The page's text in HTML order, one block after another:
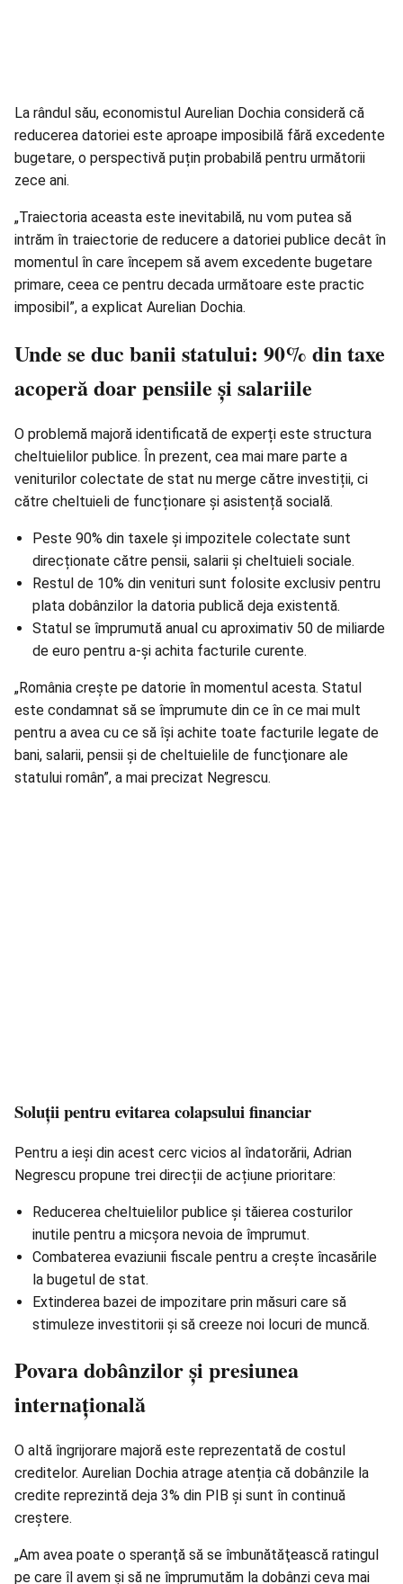
La rândul său, economistul Aurelian Dochia consideră că
reducerea datoriei este aproape imposibilă fără excedente
bugetare, o perspectivă puțin probabilă pentru următorii
zece ani.
„Traiectoria aceasta este inevitabilă, nu vom putea să
intrăm în traiectorie de reducere a datoriei publice decât în
momentul în care începem să avem excedente bugetare
primare, ceea ce pentru decada următoare este practic
imposibil”, a explicat Aurelian Dochia.
Unde se duc banii statului: 90% din taxe
acoperă doar pensiile și salariile
O problemă majoră identificată de experți este structura
cheltuielilor publice. În prezent, cea mai mare parte a
veniturilor colectate de stat nu merge către investiții, ci
către cheltuieli de funcționare și asistență socială.
Peste 90% din taxele și impozitele colectate sunt
direcționate către pensii, salarii și cheltuieli sociale.
Restul de 10% din venituri sunt folosite exclusiv pentru
plata dobânzilor la datoria publică deja existentă.
Statul se împrumută anual cu aproximativ 50 de miliarde
de euro pentru a-și achita facturile curente.
„România creşte pe datorie în momentul acesta. Statul
este condamnat să se împrumute din ce în ce mai mult
pentru a avea cu ce să îşi achite toate facturile legate de
bani, salarii, pensii şi de cheltuielile de funcţionare ale
statului român”, a mai precizat Negrescu.
Soluții pentru evitarea colapsului financiar
Pentru a ieși din acest cerc vicios al îndatorării, Adrian
Negrescu propune trei direcții de acțiune prioritare:
Reducerea cheltuielilor publice și tăierea costurilor
inutile pentru a micșora nevoia de împrumut.
Combaterea evaziunii fiscale pentru a crește încasările
la bugetul de stat.
Extinderea bazei de impozitare prin măsuri care să
stimuleze investitorii și să creeze noi locuri de muncă.
Povara dobânzilor și presiunea
internațională
O altă îngrijorare majoră este reprezentată de costul
creditelor. Aurelian Dochia atrage atenția că dobânzile la
credite reprezintă deja 3% din PIB și sunt în continuă
creștere.
„Am avea poate o speranţă să se îmbunătăţească ratingul
pe care îl avem şi să ne împrumutăm la dobânzi ceva mai